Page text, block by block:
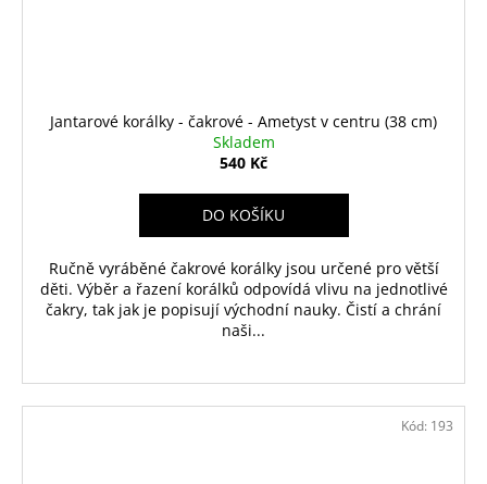
Jantarové korálky - čakrové - Ametyst v centru (38 cm)
Skladem
540 Kč
DO KOŠÍKU
Ručně vyráběné čakrové korálky jsou určené pro větší
děti. Výběr a řazení korálků odpovídá vlivu na jednotlivé
čakry, tak jak je popisují východní nauky. Čistí a chrání
naši...
Kód: 193